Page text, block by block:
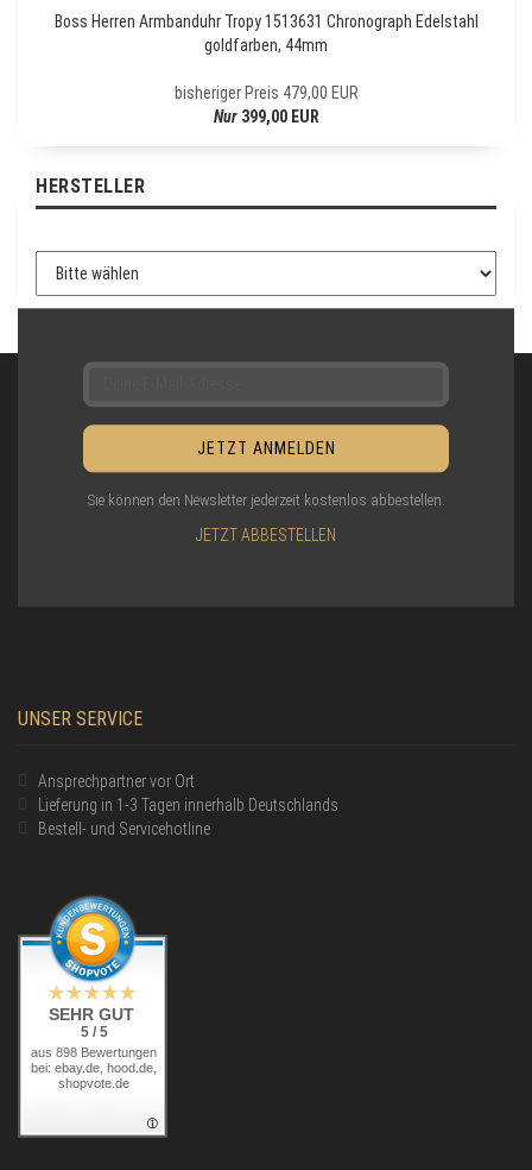
M
U
Boss Herren Armbanduhr Tropy 1513631 Chronograph Edelstahl
goldfarben, 44mm
bisheriger Preis 479,00 EUR
Nur399,00 EUR
HERSTELLER
Sie können den Newsletter jederzeit kostenlos abbestellen.
JETZT ABBESTELLEN
UNSER SERVICE
Ansprechpartner vor Ort
Lieferung in 1-3 Tagen innerhalb Deutschlands
Bestell- und Servicehotline
SEHR GUT
5 / 5
aus 898 Bewertungen
bei: ebay.de, hood.de,
shopvote.de